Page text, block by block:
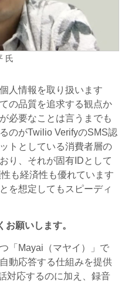
氏
人情報を取り扱います
の品質を追求する観点か
必要なことは言うまでも
のがTwilio VerifyのSMS認
トとしている消費者層の
り、それが固有IDとして
も経済性も優れています
を想定してもスピーディ
願いします。
「Mayai（マヤイ）」で
動応答する仕組みを提供
対応するのに加え、録音